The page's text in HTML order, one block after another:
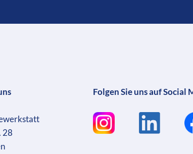
28
Folgen Sie uns auf Social